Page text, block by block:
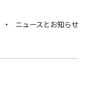
ニュースとお知らせ